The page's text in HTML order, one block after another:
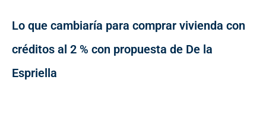
Lo que cambiaría para comprar vivienda con
créditos al 2 % con propuesta de De la
Espriella